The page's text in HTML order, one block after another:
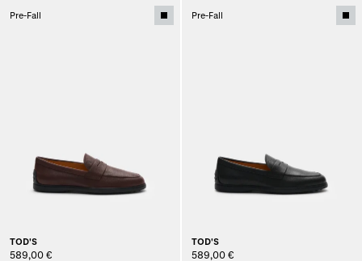
Pre-Fall
TOD'S
589,00 €
Pre-Fall
TOD'S
589,00 €